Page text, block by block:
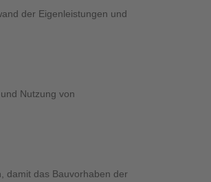
der Eigenleistungen und
Nutzung von
damit das Bauvorhaben der